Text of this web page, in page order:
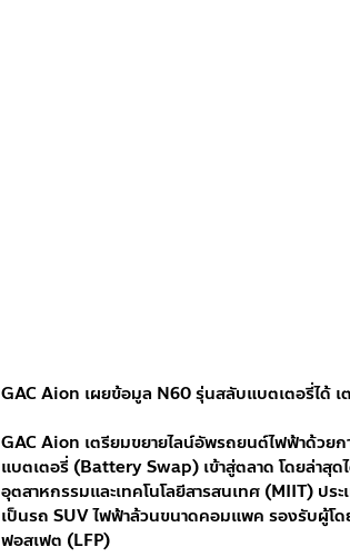
GAC Aion เผยข้อมูล N60 รุ่นสลับแบตเตอรี่ได้
GAC Aion เตรียมขยายไลน์อัพรถยนต์ไฟฟ้าด้วย
แบตเตอรี่ (Battery Swap) เข้าสู่ตลาด โดยล่าสุ
อุตสาหกรรมและเทคโนโลยีสารสนเทศ (MIIT) ป
เป็นรถ SUV ไฟฟ้าล้วนขนาดคอมแพค รองรับผู้โ
ฟอสเฟต (LFP)